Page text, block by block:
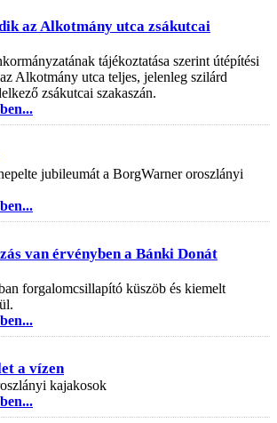
az Alkotmány utca zsákutcai
tájékoztatása szerint útépítési
Alkotmány utca teljes, jelenleg szilárd
zsákutcai szakaszán.
jubileumát a BorgWarner oroszlányi
van érvényben a Bánki Donát
forgalomcsillapító küszöb és kiemelt
a vízen
kajakosok